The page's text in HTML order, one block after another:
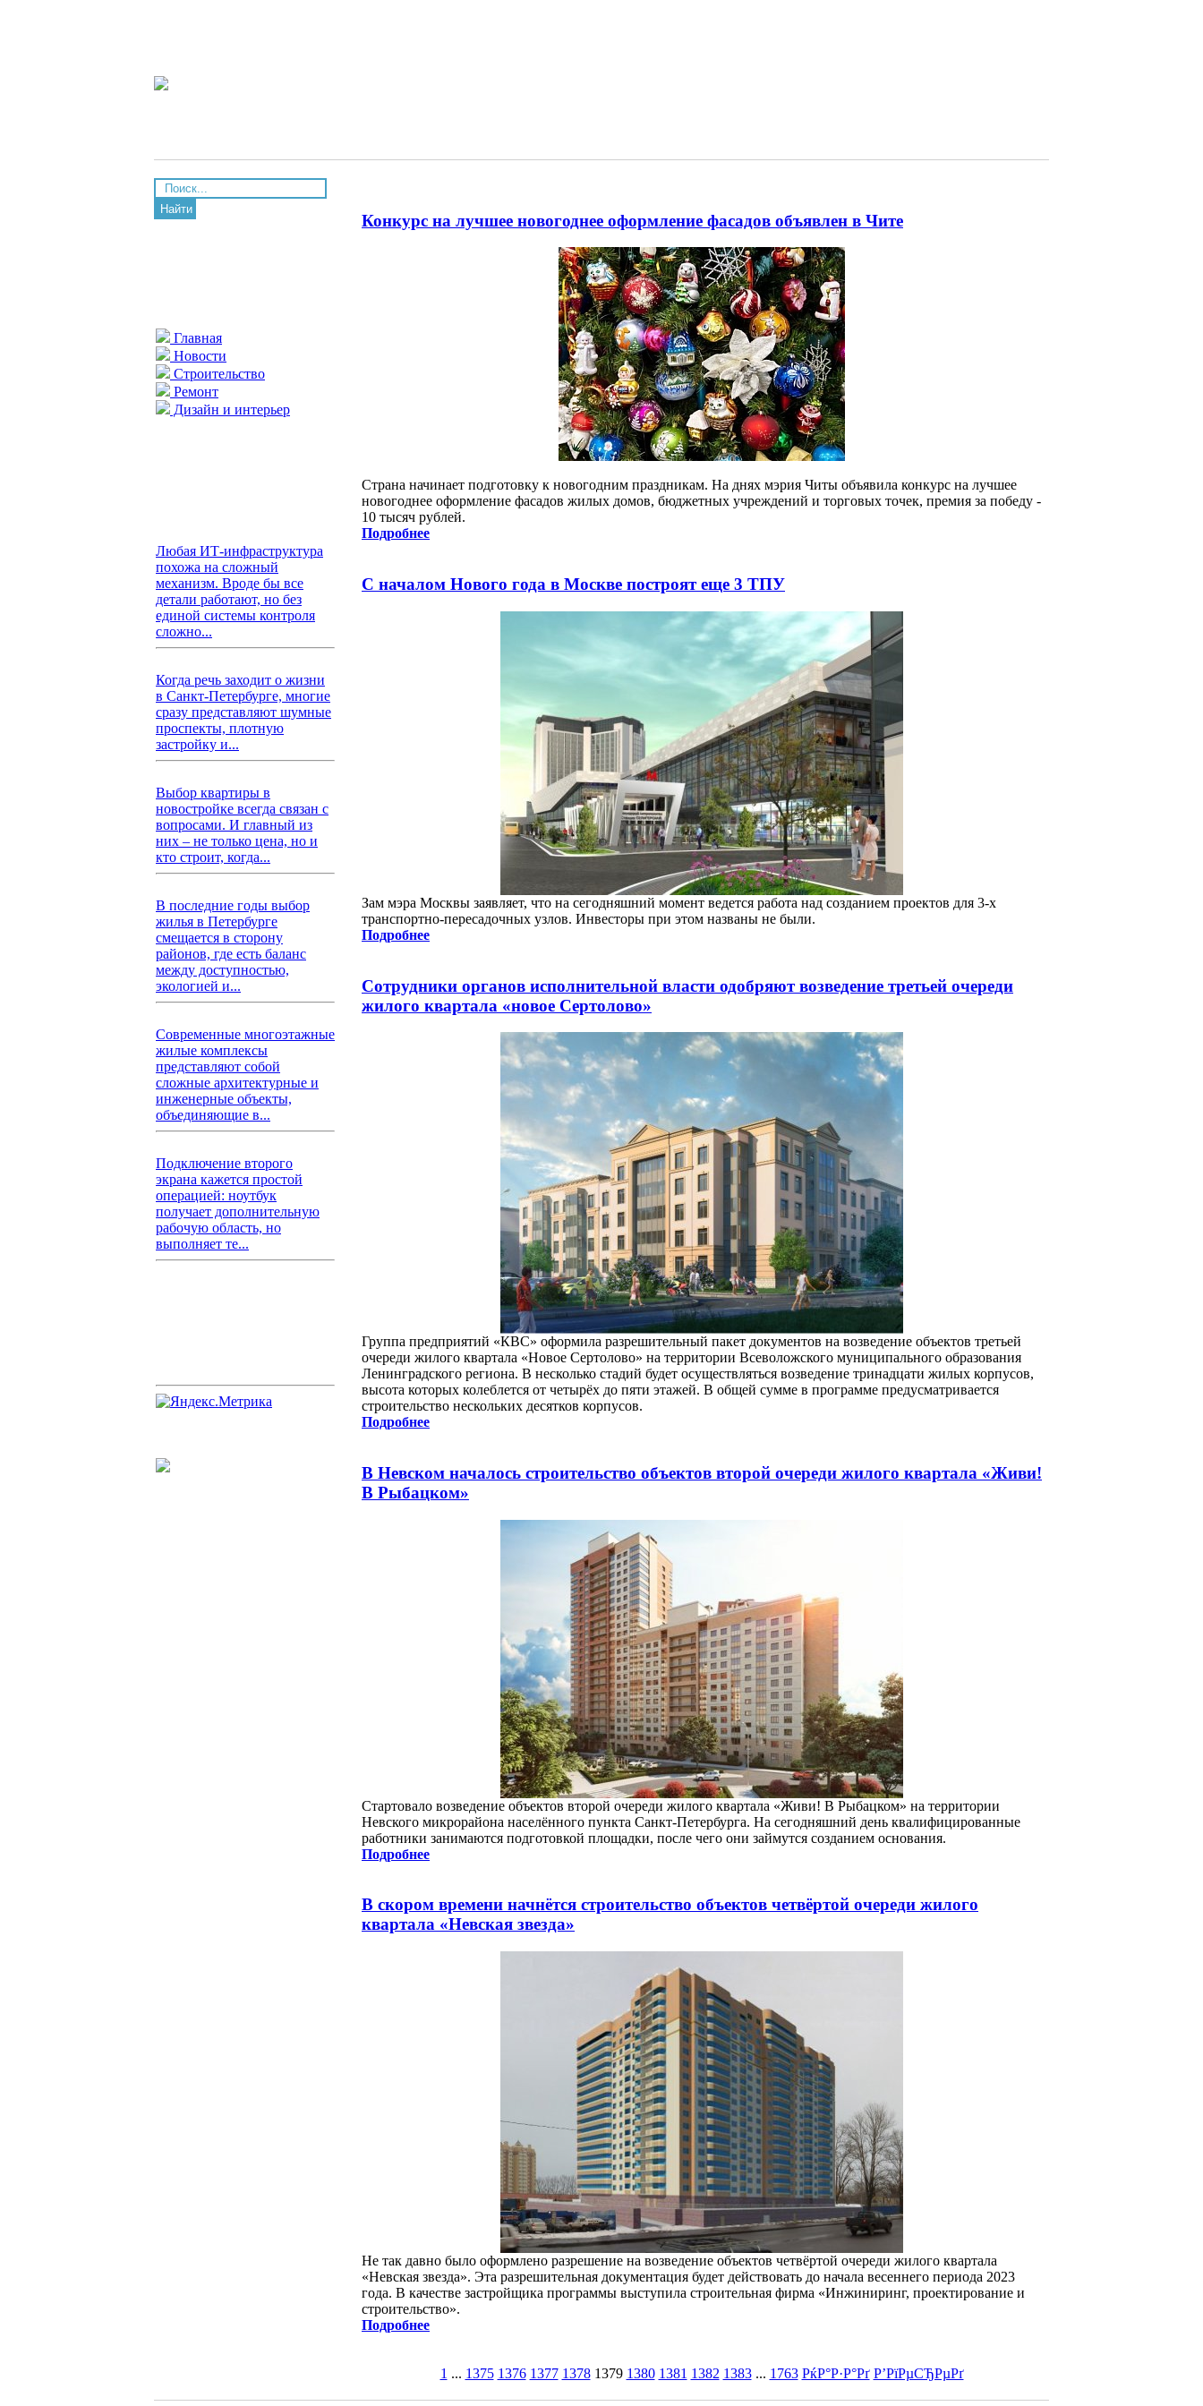
Найти
Главная
Новости
Строительство
Ремонт
Дизайн и интерьер
Любая ИТ-инфраструктура
похожа на сложный
механизм. Вроде бы все
детали работают, но без
единой системы контроля
сложно...
Когда речь заходит о жизни
в Санкт-Петербурге, многие
сразу представляют шумные
проспекты, плотную
застройку и...
Выбор квартиры в
новостройке всегда связан с
вопросами. И главный из
них – не только цена, но и
кто строит, когда...
В последние годы выбор
жилья в Петербурге
смещается в сторону
районов, где есть баланс
между доступностью,
экологией и...
Современные многоэтажные
жилые комплексы
представляют собой
сложные архитектурные и
инженерные объекты,
объединяющие в...
Подключение второго
экрана кажется простой
операцией: ноутбук
получает дополнительную
рабочую область, но
выполняет те...
Конкурс на лучшее новогоднее оформление фасадов объявлен в Чите
Страна начинает подготовку к новогодним праздникам. На днях мэрия Читы объявила конкурс на лучшее
новогоднее оформление фасадов жилых домов, бюджетных учреждений и торговых точек, премия за победу -
10 тысяч рублей.
Подробнее
С началом Нового года в Москве построят еще 3 ТПУ
Зам мэра Москвы заявляет, что на сегодняшний момент ведется работа над созданием проектов для 3-х
транспортно-пересадочных узлов. Инвесторы при этом названы не были.
Подробнее
Сотрудники органов исполнительной власти одобряют возведение третьей очереди
жилого квартала «новое Сертолово»
Группа предприятий «КВС» оформила разрешительный пакет документов на возведение объектов третьей
очереди жилого квартала «Новое Сертолово» на территории Всеволожского муниципального образования
Ленинградского региона. В несколько стадий будет осуществляться возведение тринадцати жилых корпусов,
высота которых колеблется от четырёх до пяти этажей. В общей сумме в программе предусматривается
строительство нескольких десятков корпусов.
Подробнее
В Невском началось строительство объектов второй очереди жилого квартала «Живи!
В Рыбацком»
Стартовало возведение объектов второй очереди жилого квартала «Живи! В Рыбацком» на территории
Невского микрорайона населённого пункта Санкт-Петербурга. На сегодняшний день квалифицированные
работники занимаются подготовкой площадки, после чего они займутся созданием основания.
Подробнее
В скором времени начнётся строительство объектов четвёртой очереди жилого
квартала «Невская звезда»
Не так давно было оформлено разрешение на возведение объектов четвёртой очереди жилого квартала
«Невская звезда». Эта разрешительная документация будет действовать до начала весеннего периода 2023
года. В качестве застройщика программы выступила строительная фирма «Инжиниринг, проектирование и
строительство».
Подробнее
1 ... 1375 1376 1377 1378 1379 1380 1381 1382 1383 ... 1763 РќР°Р·Р°Рґ Р’РїРµСЂРµРґ